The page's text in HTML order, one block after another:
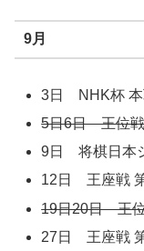
9月
3日 NHK杯 本
5日6日 王位戦
9日 将棋日本
12日 王座戦
19日20日 王
27日 王座戦